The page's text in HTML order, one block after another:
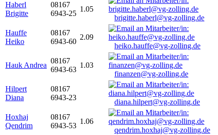
Haberl
Brigitte
08167
6943-25
1.05
brigitte.haberl@vg-zolling.de
Hauffe
Heiko
08167
6943-60
2.09
heiko.hauffe@vg-zolling.de
Hauk Andrea
08167
6943-63
1.03
finanzen@vg-zolling.de
Hilpert
Diana
08167
6943-23
diana.hilpert@vg-zolling.de
Hoxhaj
Qendrim
08167
6943-53
1.06
qendrim.hoxhaj@vg-zolling.de